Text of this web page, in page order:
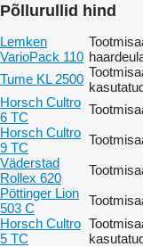
Põllurullid hind
Lemken
VarioPack 110
Tume KL 2500
Horsch Cultro
6 TC
Horsch Cultro
9 TC
Väderstad
Rollex 620
Pöttinger Lion
503 C
Horsch Cultro
5 TC